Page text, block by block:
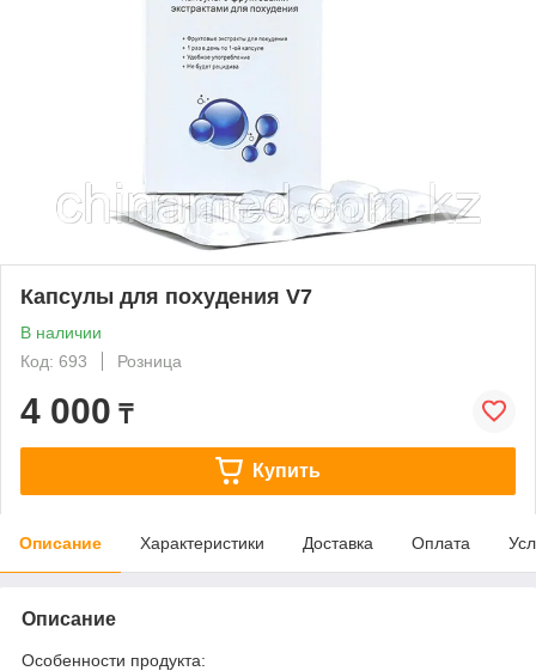
Капсулы для похудения V7
В наличии
Код: 693
Розница
4 000 ₸
Купить
Описание Характеристики Доставка Оплата
Описание
Особенности продукта: